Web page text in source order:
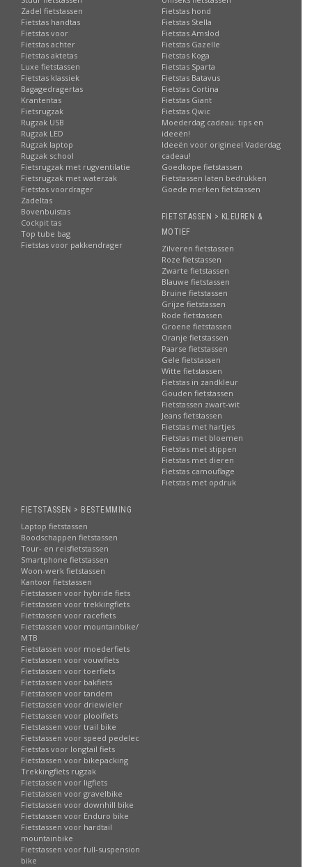
Zadel fietstassen
Fietstas handtas
Fietstas voor
Fietstas achter
Fietstas aktetas
Luxe fietstassen
Fietstas klassiek
Bagagedragertas
Krantentas
Fietsrugzak
Rugzak USB
Rugzak LED
Rugzak laptop
Rugzak school
Fietsrugzak met rugventilatie
Fietsrugzak met waterzak
Fietstas voordrager
Zadeltas
Bovenbuistas
Cockpit tas
Top tube bag
Fietstas voor pakkendrager
Fietstas hond
Fietstas Stella
Fietstas Amslod
Fietstas Gazelle
Fietstas Koga
Fietstas Sparta
Fietstas Batavus
Fietstas Cortina
Fietstas Giant
Fietstas Qwic
Moederdag cadeau: tips en
ideeën!
Ideeën voor origineel Vaderdag
cadeau!
Goedkope fietstassen
Fietstassen laten bedrukken
Goede merken fietstassen
FIETSTASSEN > KLEUREN &
MOTIEF
Zilveren fietstassen
Roze fietstassen
Zwarte fietstassen
Blauwe fietstassen
Bruine fietstassen
Grijze fietstassen
Rode fietstassen
Groene fietstassen
Oranje fietstassen
Paarse fietstassen
Gele fietstassen
Witte fietstassen
Fietstas in zandkleur
Gouden fietstassen
Fietstassen zwart-wit
Jeans fietstassen
Fietstas met hartjes
Fietstas met bloemen
Fietstas met stippen
Fietstas met dieren
Fietstas camouflage
Fietstas met opdruk
FIETSTASSEN > BESTEMMING
Laptop fietstassen
Boodschappen fietstassen
Tour- en reisfietstassen
Smartphone fietstassen
Woon-werk fietstassen
Kantoor fietstassen
Fietstassen voor hybride fiets
Fietstassen voor trekkingfiets
Fietstassen voor racefiets
Fietstassen voor mountainbike/
MTB
Fietstassen voor moederfiets
Fietstassen voor vouwfiets
Fietstassen voor toerfiets
Fietstassen voor bakfiets
Fietstassen voor tandem
Fietstassen voor driewieler
Fietstassen voor plooifiets
Fietstassen voor trail bike
Fietstassen voor speed pedelec
Fietstas voor longtail fiets
Fietstassen voor bikepacking
Trekkingfiets rugzak
Fietstassen voor ligfiets
Fietstassen voor gravelbike
Fietstassen voor downhill bike
Fietstassen voor Enduro bike
Fietstassen voor hardtail
mountainbike
Fietstassen voor full-suspension
bike